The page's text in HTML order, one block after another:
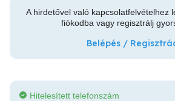
A hirdetővel való kapcsolatfelvételhez
fiókodba vagy regisztrálj
Belépés /
Hitelesített telefonszám